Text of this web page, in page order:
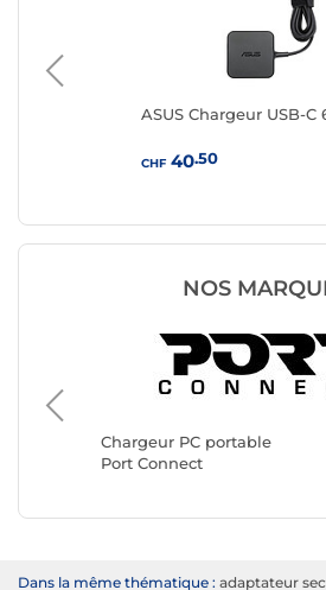
ASUS Chargeur USB-C
CHF40.50
NOS
Chargeur PC portable
Port Connect
Dans la même thématique : adaptateur